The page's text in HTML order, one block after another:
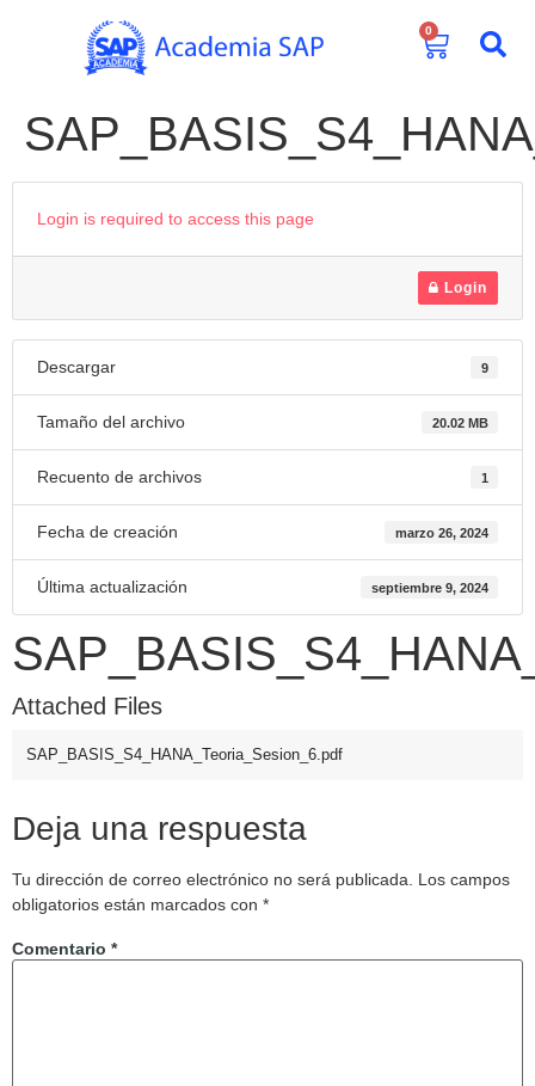
0
Login is required to access this page
Login
Descargar 9
Tamaño del archivo 20.02 MB
Recuento de archivos 1
Fecha de creación marzo 26, 2024
Última actualización septiembre 9, 2024
Attached Files
SAP_BASIS_S4_HANA_Teoria_Sesion_6.pdf
Deja una respuesta
Tu dirección de correo electrónico no será publicada.
Los campos
obligatorios están marcados con *
Comentario *